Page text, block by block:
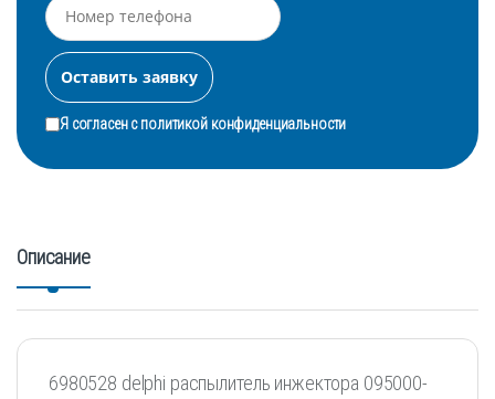
Я согласен сполитикой конфиденциальности
Описание
6980528 delphi распылитель инжектора 095000-